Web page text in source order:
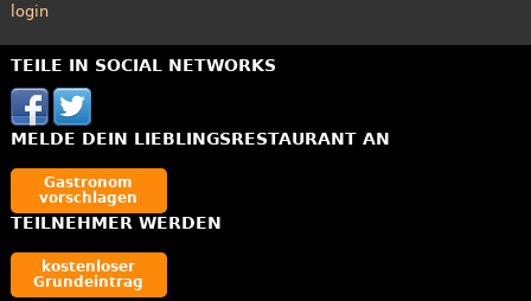
login
TEILE IN SOCIAL NETWORKS
MELDE DEIN LIEBLINGSRESTAURANT AN
Gastronom
vorschlagen
TEILNEHMER WERDEN
kostenloser
Grundeintrag